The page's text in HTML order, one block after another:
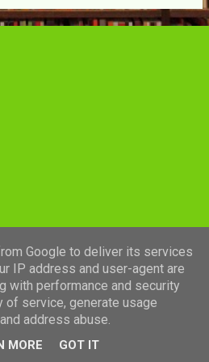
par Blogger
Google to deliver its services
IP address and user-agent are
with performance and security
service, generate usage
address abuse.
MORE GOT IT